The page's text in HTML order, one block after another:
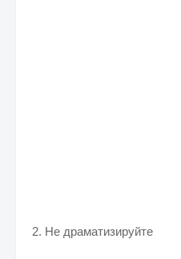
2. Не драматизируйте